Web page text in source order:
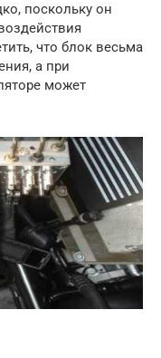
поскольку он
что блок весьма
а при
может